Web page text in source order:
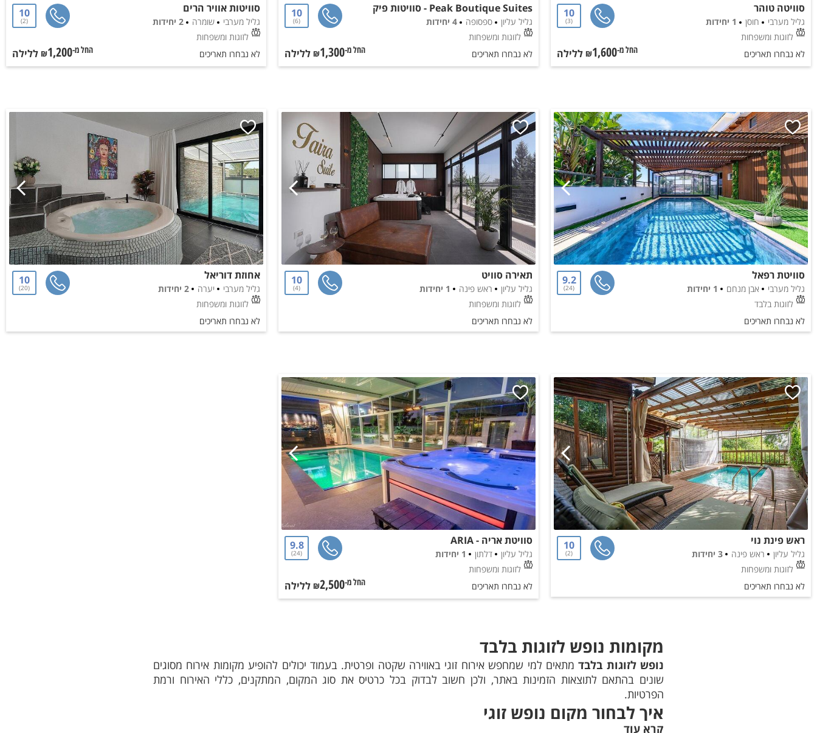
סוויטה טוהר
גליל מערבי חוסן
1 יחידות
לזוגות ומשפחות
10
3
לא נבחרו תאריכים החל מ-₪1,600 ללילה
Peak Boutique Suites - סוויטות פיק
גליל עליון ספסופה
4 יחידות
לזוגות ומשפחות
10
6
לא נבחרו תאריכים החל מ-₪1,300 ללילה
סוויטות אוויר הרים
גליל מערבי שומרה
2 יחידות
לזוגות ומשפחות
10
2
לא נבחרו תאריכים החל מ-₪1,200 ללילה
סוויטת רפאל
גליל מערבי אבן מנחם
1 יחידות
לזוגות בלבד
9.2
24
לא נבחרו תאריכים
תאירה סוויט
גליל עליון ראש פינה
1 יחידות
לזוגות ומשפחות
10
4
לא נבחרו תאריכים
אחוזת דוריאל
גליל מערבי יערה
2 יחידות
לזוגות ומשפחות
10
20
לא נבחרו תאריכים
ראש פינת נוי
גליל עליון ראש פינה
3 יחידות
לזוגות ומשפחות
10
2
לא נבחרו תאריכים
סוויטת אריה - ARIA
גליל עליון דלתון
1 יחידות
לזוגות ומשפחות
9.8
24
לא נבחרו תאריכים החל מ-₪2,500 ללילה
קרא עוד
מקומות נופש לזוגות בלבד
נופש לזוגות בלבדמתאים למי שמחפש אירוח זוגי באווירה שקטה ופרטית. בעמוד יכולים להופיע מקומות אירוח מסוגים
שונים בהתאם לתוצאות הזמינות באתר, ולכן חשוב לבדוק בכל כרטיס את סוג המקום, המתקנים, כללי האירוח ורמת
הפרטיות.
איך לבחור מקום נופש זוגי